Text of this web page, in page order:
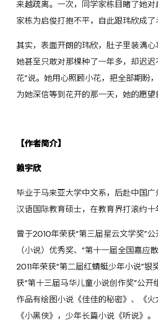
来越疏离。一次，同学家栋目睹了她对
家栋为启俊打抱不平，自此跟玮欣成了
其实，表面开朗的玮欣，肚子里装满心
她甚至只敢对那棵种了一年多，却迟迟
花”说。她用心照顾小花，把全部期盼
为她深信等到花开的那一天，她的愿
【作者简介】
赖宇欣
毕业于马来亚大学中文系，后赴中国
汉语国际教育硕士，在教育界打滚约十
曾于2010年荣获“第三届星云文学奖”
（小说）优秀奖、“第十一届全国嘉应散
2011年荣获“第二届红蜻蜓少年小说”银
获“第十三届马华儿童小说创作奖”公开
作品有绘图小说《佳佳的秘密》、《火
《小黑侠》，少年长篇小说《听说》。